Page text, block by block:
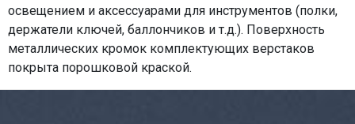
освещением и аксессуарами для инструментов (полки,
держатели ключей, баллончиков и т.д.). Поверхность
металлических кромок комплектующих верстаков
покрыта порошковой краской.